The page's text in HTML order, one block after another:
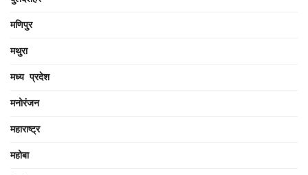
मणिपुर
मथुरा
मध्य प्रदेश
मनोरंजन
महाराष्ट्र
महोबा